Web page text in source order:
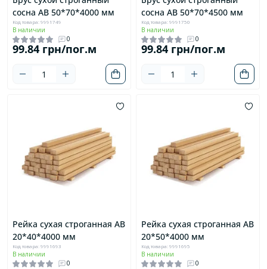
сосна AB 50*70*4000 мм
Код товара: 9991749
В наличии
0
99.84 грн/пог.м
сосна AB 50*70*4500 мм
Код товара: 9991750
В наличии
0
99.84 грн/пог.м
Рейка сухая строганная AB
20*40*4000 мм
Код товара: 9991693
В наличии
0
Рейка сухая строганная AB
20*50*4000 мм
Код товара: 9991695
В наличии
0